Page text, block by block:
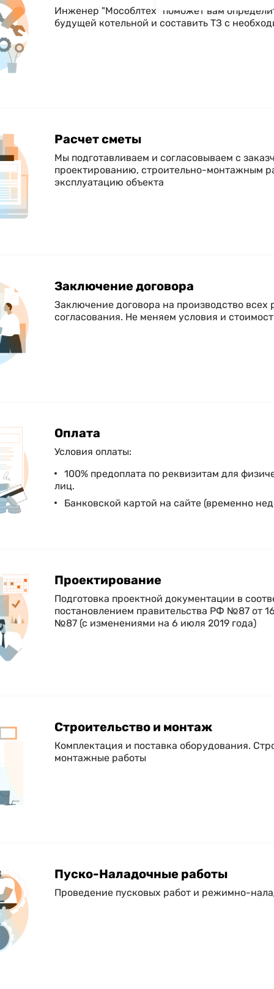
Инженер "Мособлтех" поможет вам
будущей котельной и составить ТЗ с
Расчет сметы
Мы подготавливаем и согласовываем с
проектированию, строительно-монтажным
эксплуатацию объекта
Заключение договора
Заключение договора на производство всех
согласования. Не меняем условия и
Оплата
Условия оплаты:
100% предоплата по реквизитам для
лиц.
Банковской картой на сайте (временно
Проектирование
Подготовка проектной документации в
постановлением правительства РФ №87 от
№87 (с изменениями на 6 июля 2019 года)
Строительство и монтаж
Комплектация и поставка оборудования.
монтажные работы
Пуско-Наладочные работы
Проведение пусковых работ и режимно-